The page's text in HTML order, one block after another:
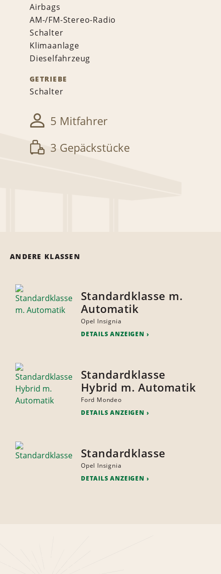
Airbags
AM-/FM-Stereo-Radio
Schalter
Klimaanlage
Dieselfahrzeug
GETRIEBE
Schalter
5 Mitfahrer
3 Gepäckstücke
ANDERE KLASSEN
Standardklasse m.
Automatik
Opel Insignia
DETAILS ANZEIGEN
Standardklasse
Hybrid m. Automatik
Ford Mondeo
DETAILS ANZEIGEN
Standardklasse
Opel Insignia
DETAILS ANZEIGEN